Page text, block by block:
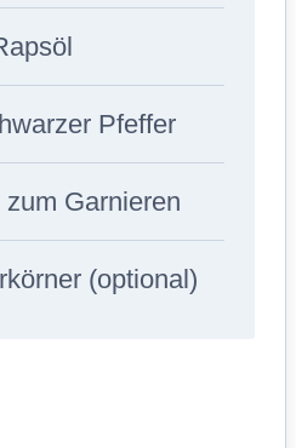
Pfeffer
Garnieren
(optional)